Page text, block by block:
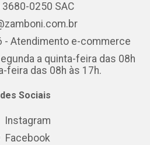
3680-0250 SAC
- Atendimento e-commerce
a quinta-feira das 08h
feira das 08h às 17h.
Sociais
Instagram
Facebook